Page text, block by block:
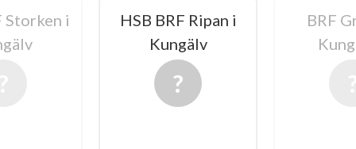
Storken i
HSB BRF Ripan i
Kungälv
BRF